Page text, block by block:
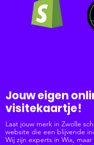
Jouw eigen
visitekaartje!
Laat jouw merk in Zwolle
website die een blijvende
Wij zijn experts in Wix,